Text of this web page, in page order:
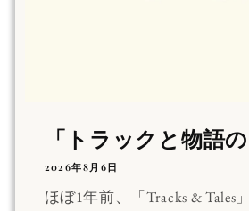
「トラックと物語の
2026年8月6日
ほぼ1年前、「Tracks & Tales